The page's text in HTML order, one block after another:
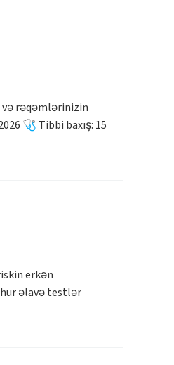
və rəqəmlərinizin
🩺 Tibbi baxış: 15
erkən
əlavə testlər